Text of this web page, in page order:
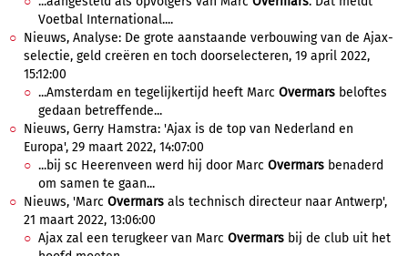
Voetbal International....
Nieuws, Analyse: De grote aanstaande verbouwing van de Ajax-
selectie, geld creëren en toch doorselecteren, 19 april 2022,
15:12:00
...Amsterdam en tegelijkertijd heeft Marc Overmars beloftes
gedaan betreffende...
Nieuws, Gerry Hamstra: 'Ajax is de top van Nederland en
Europa', 29 maart 2022, 14:07:00
...bij sc Heerenveen werd hij door Marc Overmars benaderd
om samen te gaan...
Nieuws, 'Marc Overmars als technisch directeur naar Antwerp',
21 maart 2022, 13:06:00
Ajax zal een terugkeer van Marc Overmars bij de club uit het